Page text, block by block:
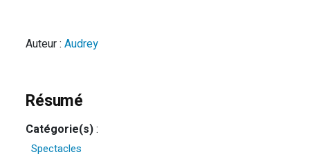
Auteur :Audrey
Résumé
Catégorie(s):
Spectacles